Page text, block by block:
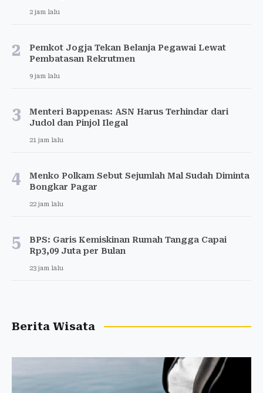
2 jam lalu
2
Pemkot Jogja Tekan Belanja Pegawai Lewat
Pembatasan Rekrutmen
9 jam lalu
3
Menteri Bappenas: ASN Harus Terhindar dari
Judol dan Pinjol Ilegal
21 jam lalu
4
Menko Polkam Sebut Sejumlah Mal Sudah Diminta
Bongkar Pagar
22 jam lalu
5
BPS: Garis Kemiskinan Rumah Tangga Capai
Rp3,09 Juta per Bulan
23 jam lalu
Berita Wisata